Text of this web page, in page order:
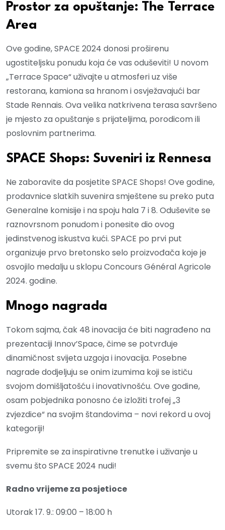
Prostor za opuštanje: The Terrace
Area
Ove godine, SPACE 2024 donosi proširenu
ugostiteljsku ponudu koja će vas oduševiti! U novom
„Terrace Space“ uživajte u atmosferi uz više
restorana, kamiona sa hranom i osvježavajući bar
Stade Rennais. Ova velika natkrivena terasa savršeno
je mjesto za opuštanje s prijateljima, porodicom ili
poslovnim partnerima.
SPACE Shops: Suveniri iz Rennesa
Ne zaboravite da posjetite SPACE Shops! Ove godine,
prodavnice slatkih suvenira smještene su preko puta
Generalne komisije i na spoju hala 7 i 8. Oduševite se
raznovrsnom ponudom i ponesite dio ovog
jedinstvenog iskustva kući. SPACE po prvi put
organizuje prvo bretonsko selo proizvođača koje je
osvojilo medalju u sklopu Concours Général Agricole
2024. godine.
Mnogo nagrada
Tokom sajma, čak 48 inovacija će biti nagrađeno na
prezentaciji Innov’Space, čime se potvrđuje
dinamičnost svijeta uzgoja i inovacija. Posebne
nagrade dodjeljuju se onim izumima koji se ističu
svojom domišljatošću i inovativnošću. Ove godine,
osam pobjednika ponosno će izložiti trofej „3
zvjezdice“ na svojim štandovima – novi rekord u ovoj
kategoriji!
Pripremite se za inspirativne trenutke i uživanje u
svemu što SPACE 2024 nudi!
Radno vrijeme za posjetioce
Utorak 17. 9.: 09:00 – 18:00 h